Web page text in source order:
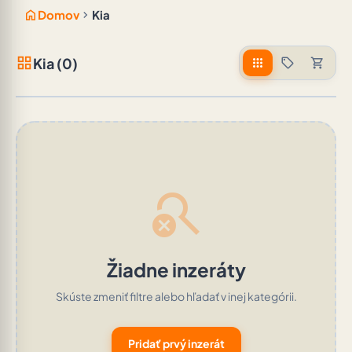
home Domov chevron_right Kia
grid_viewKia (0) apps sell shopping_cart
search_off
Žiadne inzeráty
Skúste zmeniť filtre alebo hľadať v inej kategórii.
Pridať prvý inzerát